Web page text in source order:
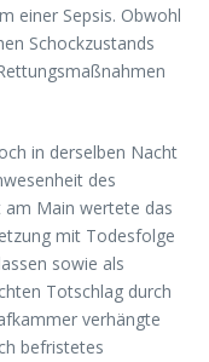
einer Sepsis. Obwohl
Schockzustands
in derselben Nacht
des
am Main wertete das
mit Todesfolge
sowie als
Totschlag durch
verhängte
befristetes